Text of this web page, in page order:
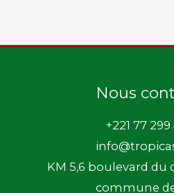
Nous
+221 77
KM 5,6 boulevard du
commune